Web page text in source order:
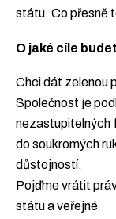
státu. Co přesně
O jaké cíle
Chci dát zelenou
Společnost je
nezastupitelných
do soukromých
důstojností.
Pojďme vrátit
státu a veřejné